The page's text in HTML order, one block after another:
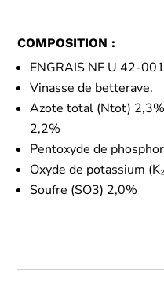
COMPOSITION :
ENGRAIS NF U 42-
Vinasse de betterave.
Azote total (Ntot)
2,2%
Pentoxyde de
Oxyde de potassium
Soufre (SO3) 2,0%